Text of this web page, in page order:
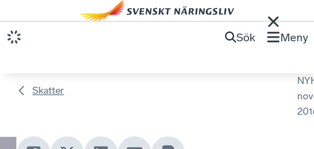
Sök Meny
Skatter